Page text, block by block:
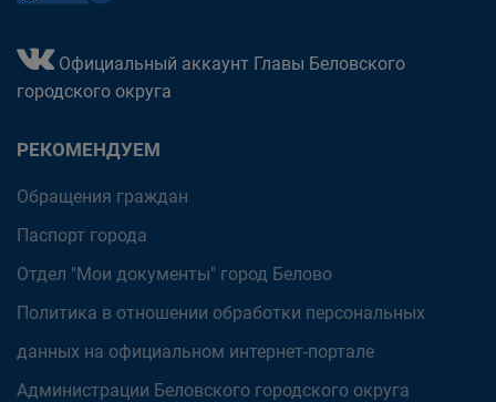
Официальный аккаунт Главы Беловского
городского округа
РЕКОМЕНДУЕМ
Обращения граждан
Паспорт города
Отдел "Мои документы" город Белово
Политика в отношении обработки персональных
данных на официальном интернет-портале
Администрации Беловского городского округа